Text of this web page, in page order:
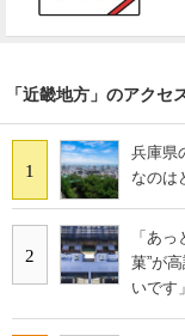
「近畿地方」のアクセ
1
兵庫県
なのは
2
「あ
菓”が
いです